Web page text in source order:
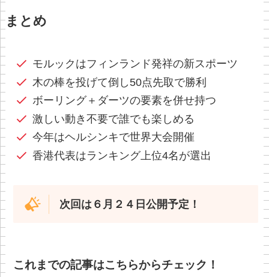
まとめ
モルックはフィンランド発祥の新スポーツ
木の棒を投げて倒し50点先取で勝利
ボーリング＋ダーツの要素を併せ持つ
激しい動き不要で誰でも楽しめる
今年はヘルシンキで世界大会開催
香港代表はランキング上位4名が選出
次回は６月２４日公開予定！
これまでの記事はこちらからチェック！